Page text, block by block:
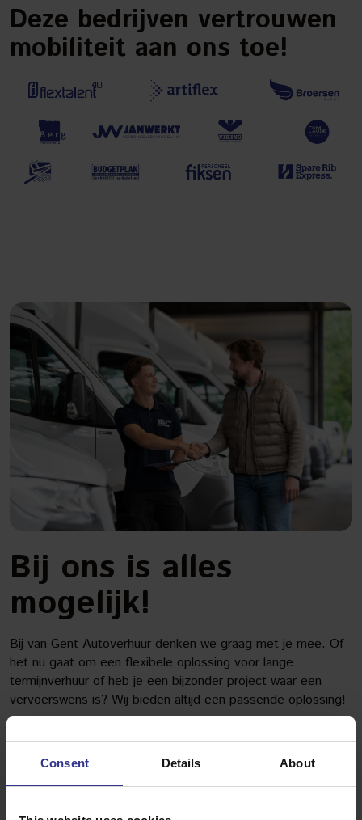
Consent Details About
Deze bedrijven vertrouwen
mobiliteit aan ons toe!
Bij ons is alles
mogelijk!
Bij van Gent Autoverhuur denken we graag met je mee. Of
het nu gaat om een flexibele oplossing voor lange
termijnverhuur of heb je een bijzonder project waar een
vervoerswens is? Wij bieden altijd een passende oplossing!
BEKIJK NU ONS WAGENPARK